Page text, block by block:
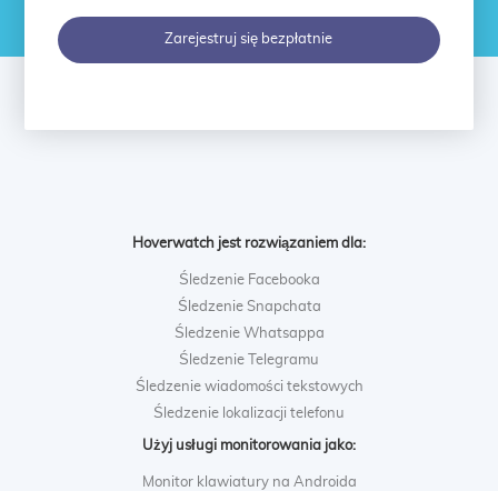
Zarejestruj się bezpłatnie
Hoverwatch jest rozwiązaniem dla:
Śledzenie Facebooka
Śledzenie Snapchata
Śledzenie Whatsappa
Śledzenie Telegramu
Śledzenie wiadomości tekstowych
Śledzenie lokalizacji telefonu
Użyj usługi monitorowania jako:
Monitor klawiatury na Androida